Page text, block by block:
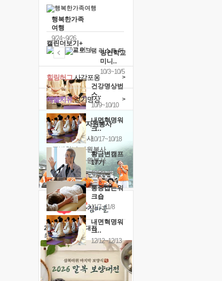
행복한가족
여행
9/24~9/26
링컨학교
미니..
10/3~10/5
건강명상법
스..
10/9~10/10
내면혁명워
크..
10/17~10/18
황금변캠프
17기
10/30~10/31
통증잡는워
크숍
11/7~11/8
내면혁명워
크..
12/12~12/13
캘린더보기+
예술치유걷기명상 >
힐링허그사감포옹 >
'옹달샘의 꽃'자원봉사
· 청년 자원봉사
· 금빛청년 자원봉사
· 음식연구 자원봉사
2026 말복 보양대전
최대74%할인